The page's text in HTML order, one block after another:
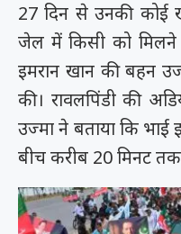
27 दिन से उनकी कोई
जेल में किसी को मिलने
इमरान खान की बहन
की। रावलपिंडी की
उज्मा ने बताया कि भाई
बीच करीब 20 मिनट